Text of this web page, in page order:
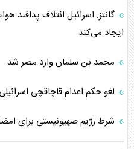
گانتز: اسرائیل ائتلاف پدافند
ایجاد می‌کند
محمد بن سلمان وارد مصر شد
لغو حکم اعدام قاچاقچی
شرط رژیم صهیونیستی برای